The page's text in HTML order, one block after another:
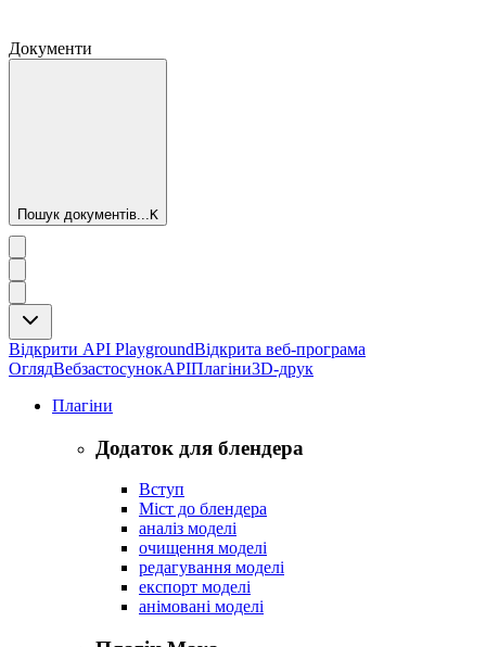
Документи
Пошук документів...K
Відкрити API PlaygroundВідкрита веб-програма
ОглядВебзастосунокAPIПлагіни3D-друк
Плагіни
Додаток для блендера
Вступ
Міст до блендера
аналіз моделі
очищення моделі
редагування моделі
експорт моделі
анімовані моделі